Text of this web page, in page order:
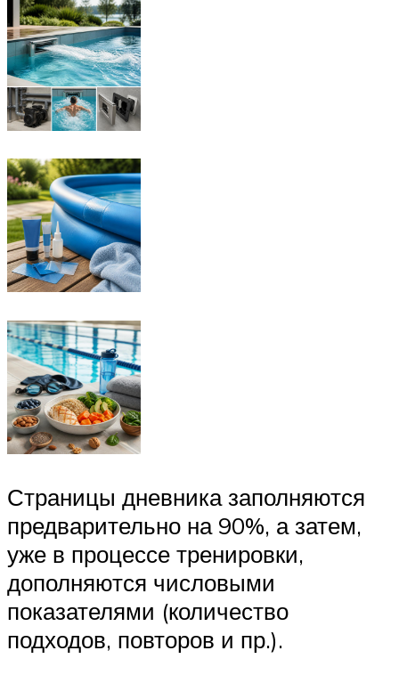
Страницы дневника заполняются
предварительно на 90%, а затем,
уже в процессе тренировки,
дополняются числовыми
показателями (количество
подходов, повторов и пр.).